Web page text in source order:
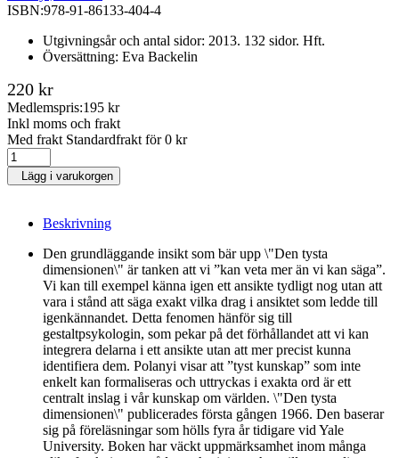
ISBN:978-91-86133-404-4
Utgivningsår och antal sidor: 2013. 132 sidor. Hft.
Översättning: Eva Backelin
220 kr
Medlemspris:195 kr
Inkl moms och frakt
Med frakt Standardfrakt för 0 kr
Lägg i varukorgen
Beskrivning
Den grundläggande insikt som bär upp \"Den tysta
dimensionen\" är tanken att vi ”kan veta mer än vi kan säga”.
Vi kan till exempel känna igen ett ansikte tydligt nog utan att
vara i stånd att säga exakt vilka drag i ansiktet som ledde till
igenkännandet. Detta fenomen hänför sig till
gestaltpsykologin, som pekar på det förhållandet att vi kan
integrera delarna i ett ansikte utan att mer precist kunna
identifiera dem. Polanyi visar att ”tyst kunskap” som inte
enkelt kan formaliseras och uttryckas i exakta ord är ett
centralt inslag i vår kunskap om världen. \"Den tysta
dimensionen\" publicerades första gången 1966. Den baserar
sig på föreläsningar som hölls fyra år tidigare vid Yale
University. Boken har väckt uppmärksamhet inom många